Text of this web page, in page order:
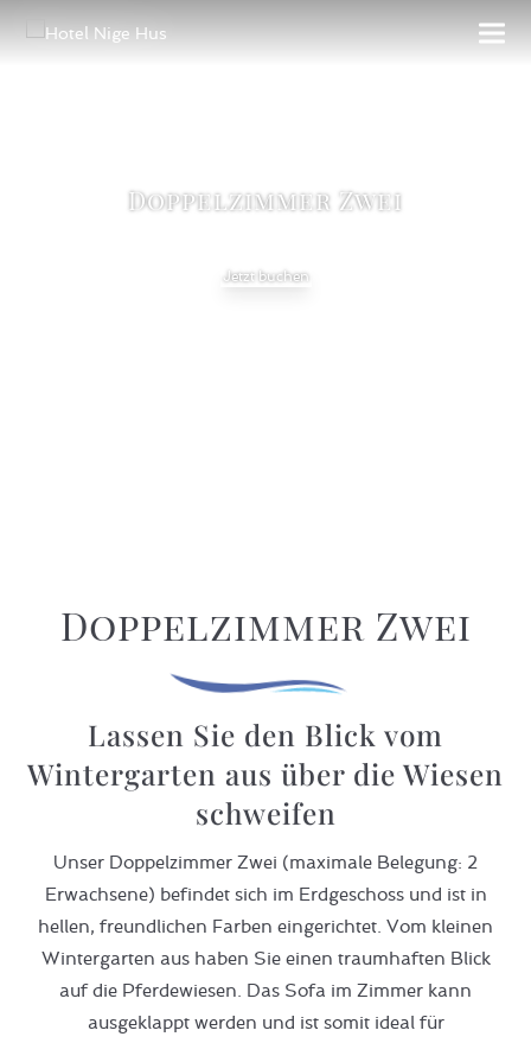
Doppelzimmer Zwei
Jetzt buchen
Doppelzimmer Zwei
Lassen Sie den Blick vom
Wintergarten aus über die Wiesen
schweifen
Unser Doppelzimmer Zwei (maximale Belegung: 2
Erwachsene) befindet sich im Erdgeschoss und ist in
hellen, freundlichen Farben eingerichtet. Vom kleinen
Wintergarten aus haben Sie einen traumhaften Blick
auf die Pferdewiesen. Das Sofa im Zimmer kann
ausgeklappt werden und ist somit ideal für